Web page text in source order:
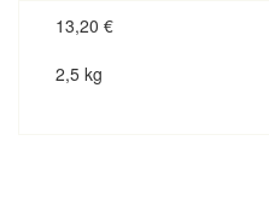
13,20 €
2,5 kg